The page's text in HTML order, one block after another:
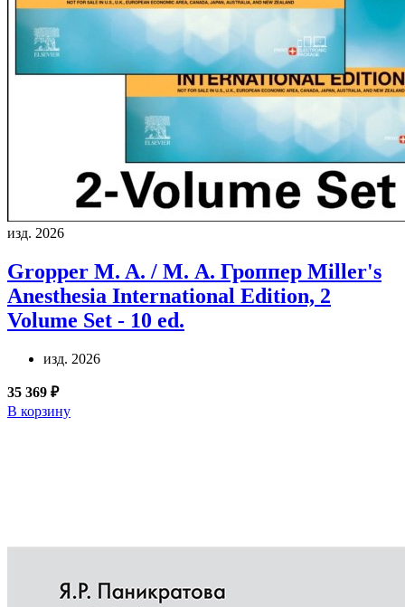
изд. 2026
Gropper M. A. / М. А. Гроппер Miller's
Anesthesia International Edition, 2
Volume Set - 10 ed.
изд. 2026
35 369 ₽
В корзину